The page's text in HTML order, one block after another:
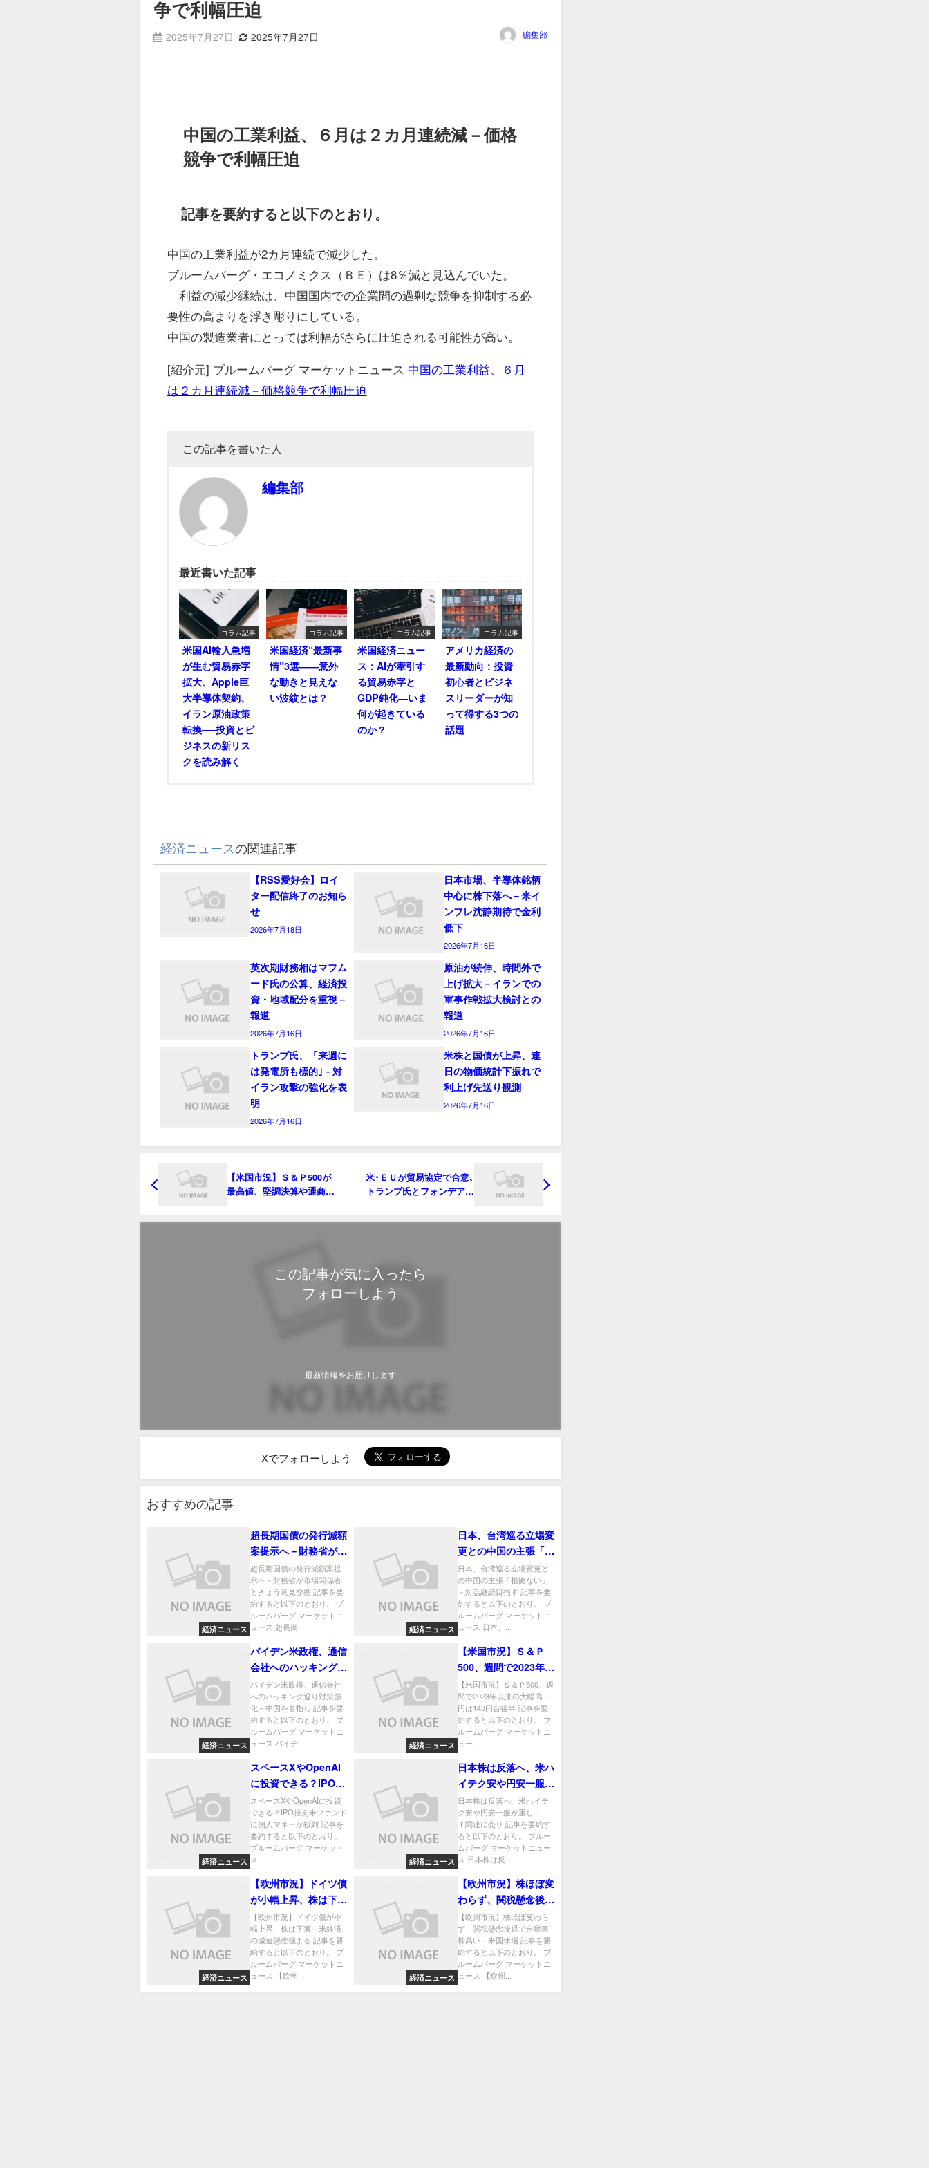
争で利幅圧迫
2025年7月27日 2025年7月27日 編集部
中国の工業利益、６月は２カ月連続減－価格
競争で利幅圧迫
記事を要約すると以下のとおり。
中国の工業利益が2カ月連続で減少した。
ブルームバーグ・エコノミクス（ＢＥ）は8％減と見込んでいた。
利益の減少継続は、中国国内での企業間の過剰な競争を抑制する必
要性の高まりを浮き彫りにしている。
中国の製造業者にとっては利幅がさらに圧迫される可能性が高い。
[紹介元] ブルームバーグ マーケットニュース 中国の工業利益、６月
は２カ月連続減－価格競争で利幅圧迫
この記事を書いた人
編集部
最近書いた記事
コラム記事
米国AI輸入急増
が生む貿易赤字
拡大、Apple巨
大半導体契約、
イラン原油政策
転換──投資とビ
ジネスの新リス
クを読み解く
コラム記事
米国経済“最新事
情”3選――意外
な動きと見えな
い波紋とは？
コラム記事
米国経済ニュー
ス：AIが牽引す
る貿易赤字と
GDP鈍化―いま
何が起きている
のか？
コラム記事
アメリカ経済の
最新動向：投資
初心者とビジネ
スリーダーが知
って得する3つの
話題
経済ニュースの関連記事
【RSS愛好会】ロイ
ター配信終了のお知ら
せ
2026年7月18日
日本市場、半導体銘柄
中心に株下落へ－米イ
ンフレ沈静期待で金利
低下
2026年7月16日
英次期財務相はマフム
ード氏の公算、経済投
資・地域配分を重視－
報道
2026年7月16日
原油が続伸、時間外で
上げ拡大－イランでの
軍事作戦拡大検討との
報道
2026年7月16日
トランプ氏、「来週に
は発電所も標的｣－対
イラン攻撃の強化を表
明
2026年7月16日
米株と国債が上昇、連
日の物価統計下振れで
利上げ先送り観測
2026年7月16日
【米国市況】Ｓ＆Ｐ500が
最高値、堅調決算や通商合
米･ＥＵが貿易協定で合意､
トランプ氏とフォンデアラ
この記事が気に入ったら
フォローしよう
最新情報をお届けします
Xでフォローしよう
おすすめの記事
経済ニュース
超長期国債の発行減額
案提示へ－財務省が市
場関係者ときょう意見
交換
超長期国債の発行減額案提
示へ－財務省が市場関係者
ときょう意見交換 記事を要
約すると以下のとおり。 ブ
ルームバーグ マーケットニ
ュース 超長期...
経済ニュース
日本、台湾巡る立場変
更との中国の主張「根
拠ない」－対話継続目
指す
日本、台湾巡る立場変更と
の中国の主張「根拠ない」
－対話継続目指す 記事を要
約すると以下のとおり。 ブ
ルームバーグ マーケットニ
ュース 日本、...
経済ニュース
バイデン米政権、通信
会社へのハッキング巡
り対策強化－中国を名
指し
バイデン米政権、通信会社
へのハッキング巡り対策強
化－中国を名指し 記事を要
約すると以下のとおり。 ブ
ルームバーグ マーケットニ
ュース バイデ...
経済ニュース
【米国市況】Ｓ＆Ｐ
500、週間で2023年以
来の大幅高－円は143
円台後半
【米国市況】Ｓ＆Ｐ500、週
間で2023年以来の大幅高－
円は143円台後半 記事を要
約すると以下のとおり。 ブ
ルームバーグ マーケットニ
ュー...
経済ニュース
スペースXやOpenAI
に投資できる？IPO控
え米ファンドに個人マ
ネーが殺到
スペースXやOpenAIに投資
できる？IPO控え米ファンド
に個人マネーが殺到 記事を
要約すると以下のとおり。
ブルームバーグ マーケット
ス...
経済ニュース
日本株は反落へ、米ハ
イテク安や円安一服が
重し－ＩＴ関連に売り
日本株は反落へ、米ハイテ
ク安や円安一服が重し－Ｉ
Ｔ関連に売り 記事を要約す
ると以下のとおり。 ブルー
ムバーグ マーケットニュー
ス 日本株は反...
経済ニュース
【欧州市況】ドイツ債
が小幅上昇、株は下落
－米経済の減速懸念強
まる
【欧州市況】ドイツ債が小
幅上昇、株は下落－米経済
の減速懸念強まる 記事を要
約すると以下のとおり。 ブ
ルームバーグ マーケットニ
ュース 【欧州...
経済ニュース
【欧州市況】株ほぼ変
わらず、関税懸念後退
で自動車株高い－米国
休場
【欧州市況】株ほぼ変わら
ず、関税懸念後退で自動車
株高い－米国休場 記事を要
約すると以下のとおり。 ブ
ルームバーグ マーケットニ
ュース 【欧州...